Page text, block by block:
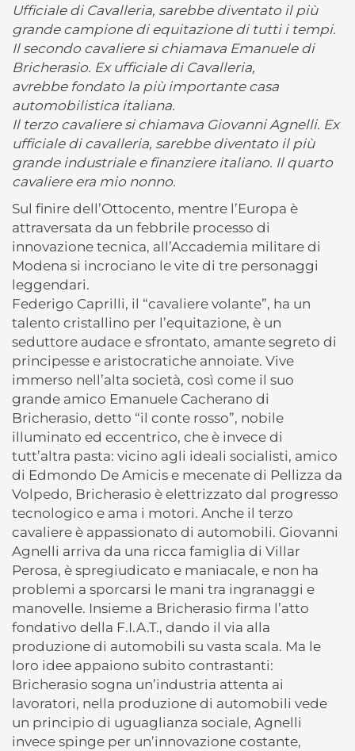
Ufficiale di Cavalleria, sarebbe diventato il più
grande campione di equitazione di tutti i tempi.
Il secondo cavaliere si chiamava Emanuele di
Bricherasio. Ex ufficiale di Cavalleria,
avrebbe fondato la più importante casa
automobilistica italiana.
Il terzo cavaliere si chiamava Giovanni Agnelli. Ex
ufficiale di cavalleria, sarebbe diventato il più
grande industriale e finanziere italiano. Il quarto
cavaliere era mio nonno.
Sul finire dell’Ottocento, mentre l’Europa è
attraversata da un febbrile processo di
innovazione tecnica, all’Accademia militare di
Modena si incrociano le vite di tre personaggi
leggendari.
Federigo Caprilli, il “cavaliere volante”, ha un
talento cristallino per l’equitazione, è un
seduttore audace e sfrontato, amante segreto di
principesse e aristocratiche annoiate. Vive
immerso nell’alta società, così come il suo
grande amico Emanuele Cacherano di
Bricherasio, detto “il conte rosso”, nobile
illuminato ed eccentrico, che è invece di
tutt’altra pasta: vicino agli ideali socialisti, amico
di Edmondo De Amicis e mecenate di Pellizza da
Volpedo, Bricherasio è elettrizzato dal progresso
tecnologico e ama i motori. Anche il terzo
cavaliere è appassionato di automobili. Giovanni
Agnelli arriva da una ricca famiglia di Villar
Perosa, è spregiudicato e maniacale, e non ha
problemi a sporcarsi le mani tra ingranaggi e
manovelle. Insieme a Bricherasio firma l’atto
fondativo della F.I.A.T., dando il via alla
produzione di automobili su vasta scala. Ma le
loro idee appaiono subito contrastanti:
Bricherasio sogna un’industria attenta ai
lavoratori, nella produzione di automobili vede
un principio di uguaglianza sociale, Agnelli
invece spinge per un’innovazione costante,